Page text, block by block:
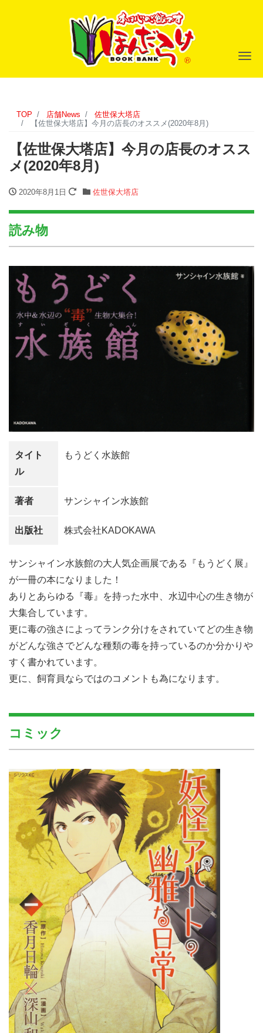
ナ
TOP 店舗News
佐世保大塔店
【佐世保大塔店】今月の店長のオススメ(2020年8月)
【佐世保大塔店】今月の店長のオスス
メ(2020年8月)
2020年8月1日 佐世保大塔店
読み物
タイト
ル
もうどく水族館
著者 サンシャイン水族館
出版社 株式会社KADOKAWA
サンシャイン水族館の大人気企画展である『もうどく展』
が一冊の本になりました！
ありとあらゆる『毒』を持った水中、水辺中心の生き物が
大集合しています。
更に毒の強さによってランク分けをされていてどの生き物
がどんな強さでどんな種類の毒を持っているのか分かりや
すく書かれています。
更に、飼育員ならではのコメントも為になります。
コミック